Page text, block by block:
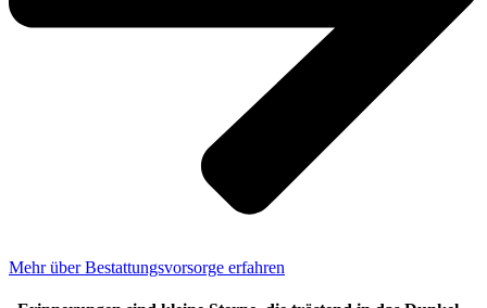
Mehr über Bestattungsvorsorge erfahren